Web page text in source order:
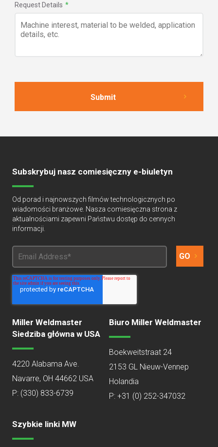
Request Details *
Subskrybuj nasz comiesięczny e-biuletyn
Od porad i najnowszych filmów technologicznych po
wiadomości branżowe. Nasza comiesięczna strona z
aktualnościami zapewni Państwu dostęp do cennych
informacji.
Miller Weldmaster
Siedziba główna w USA
4220 Alabama Ave.
Navarre, OH 44662 USA
P: (330) 833-6739
Biuro Miller Weldmaster
Boekweitstraat 24
2153 GL Nieuw-Vennep
Holandia
P: +31 (0) 252-347032
Szybkie linki MW